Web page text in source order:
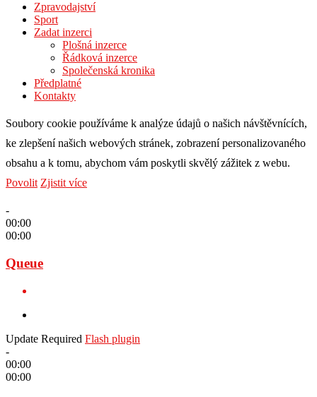
Zpravodajství
Sport
Zadat inzerci
Plošná inzerce
Řádková inzerce
Společenská kronika
Předplatné
Kontakty
Soubory cookie používáme k analýze údajů o našich návštěvnících,
ke zlepšení našich webových stránek, zobrazení personalizovaného
obsahu a k tomu, abychom vám poskytli skvělý zážitek z webu.
Povolit Zjistit více
-
00:00
00:00
Queue
Update Required Flash plugin
-
00:00
00:00